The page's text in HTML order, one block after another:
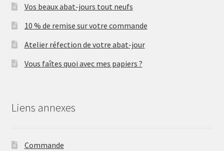
Vos beaux abat-jours tout neufs
10 % de remise sur votre commande
Atelier réfection de votre abat-jour
Vous faîtes quoi avec mes papiers ?
Liens annexes
Commande